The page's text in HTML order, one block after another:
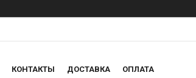
КОНТАКТЫ ДОСТАВКА ОПЛАТА